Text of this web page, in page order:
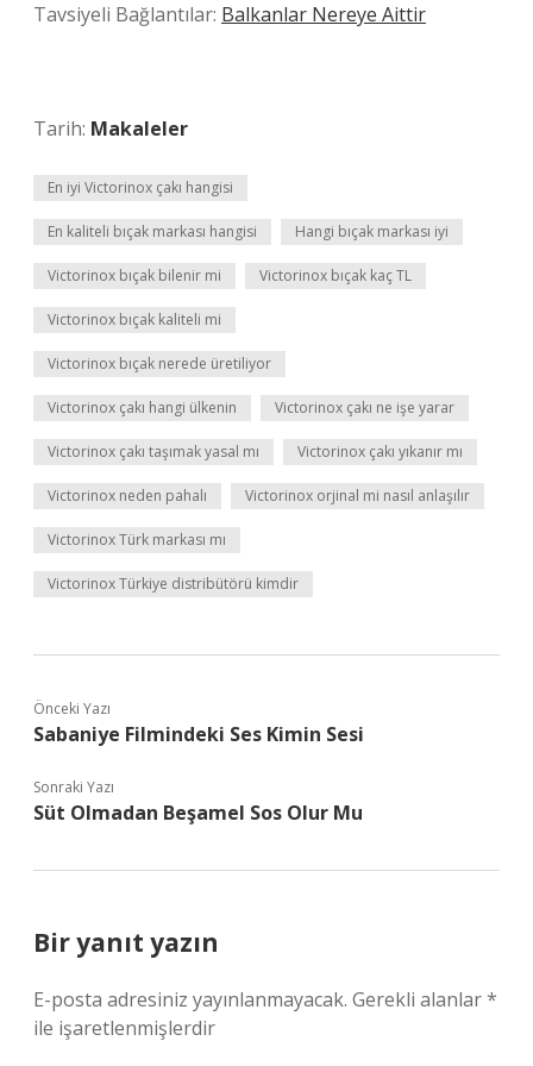
Tavsiyeli Bağlantılar: Balkanlar Nereye Aittir
Tarih: Makaleler
En iyi Victorinox çakı hangisi
En kaliteli bıçak markası hangisi Hangi bıçak markası iyi
Victorinox bıçak bilenir mi Victorinox bıçak kaç TL
Victorinox bıçak kaliteli mi
Victorinox bıçak nerede üretiliyor
Victorinox çakı hangi ülkenin Victorinox çakı ne işe yarar
Victorinox çakı taşımak yasal mı Victorinox çakı yıkanır mı
Victorinox neden pahalı Victorinox orjinal mi nasıl anlaşılır
Victorinox Türk markası mı
Victorinox Türkiye distribütörü kimdir
Önceki Yazı
Sabaniye Filmindeki Ses Kimin Sesi
Sonraki Yazı
Süt Olmadan Beşamel Sos Olur Mu
Bir yanıt yazın
E-posta adresiniz yayınlanmayacak. Gerekli alanlar*
ile işaretlenmişlerdir